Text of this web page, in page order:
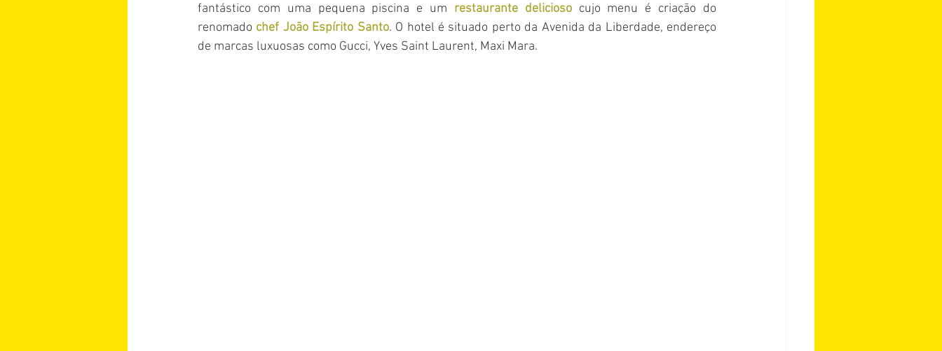
fantástico com uma pequena piscina e um restaurante delicioso cujo menu é criação do
renomado chef João Espírito Santo. O hotel é situado perto da Avenida da Liberdade, endereço
de marcas luxuosas como Gucci, Yves Saint Laurent, Maxi Mara.